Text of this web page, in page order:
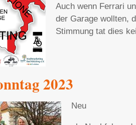
Auch wenn Ferrari
der Garage wollten,
Stimmung tat dies
2023
Neu